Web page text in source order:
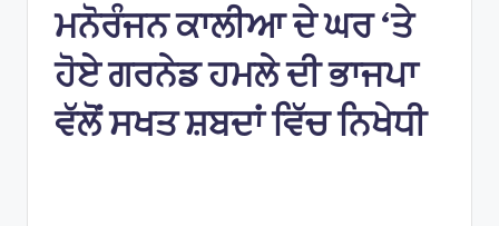
nj
a
bi
Ti
ਮਨੋਰੰਜਨ ਕਾਲੀਆ ਦੇ ਘਰ ‘ਤੇ
ਹੋਏ ਗਰਨੇਡ ਹਮਲੇ ਦੀ ਭਾਜਪਾ
ਵੱਲੋਂ ਸਖਤ ਸ਼ਬਦਾਂ ਵਿੱਚ ਨਿਖੇਧੀ